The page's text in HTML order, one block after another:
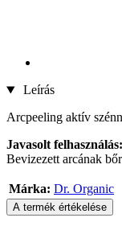
Leírás
Arcpeeling aktív
Javasolt felhasználás:
Bevizezett arcának
Márka: Dr. Organic
A termék értékelése